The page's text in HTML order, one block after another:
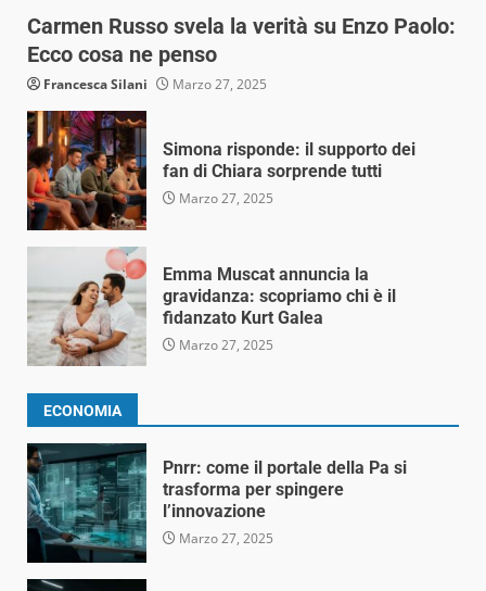
Carmen Russo svela la verità su Enzo Paolo:
Ecco cosa ne penso
Francesca Silani Marzo 27, 2025
Simona risponde: il supporto dei
fan di Chiara sorprende tutti
Marzo 27, 2025
Emma Muscat annuncia la
gravidanza: scopriamo chi è il
fidanzato Kurt Galea
Marzo 27, 2025
ECONOMIA
Pnrr: come il portale della Pa si
trasforma per spingere
l’innovazione
Marzo 27, 2025